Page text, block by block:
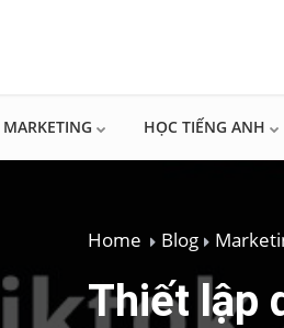
MARKETING HỌC TIẾNG ANH
Home Blog
Thiết lập